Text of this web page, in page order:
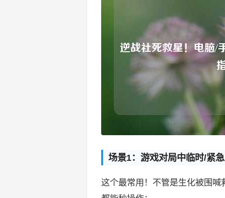
场景1：游戏对局中临时/紧
这个最常用！不管是生化被围喊